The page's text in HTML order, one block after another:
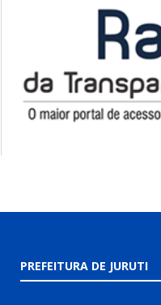
PREFEITURA DE JURUTI